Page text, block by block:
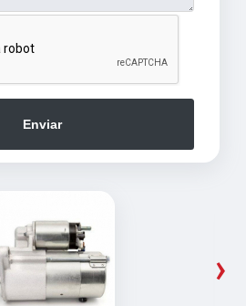
Enviar
›